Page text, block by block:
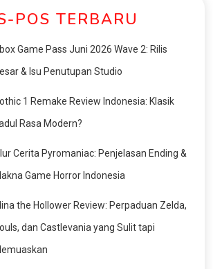
POS TERBARU
Game Pass Juni 2026 Wave 2: Rilis
& Isu Penutupan Studio
1 Remake Review Indonesia: Klasik
Rasa Modern?
Cerita Pyromaniac: Penjelasan Ending &
Game Horror Indonesia
the Hollower Review: Perpaduan Zelda,
dan Castlevania yang Sulit tapi